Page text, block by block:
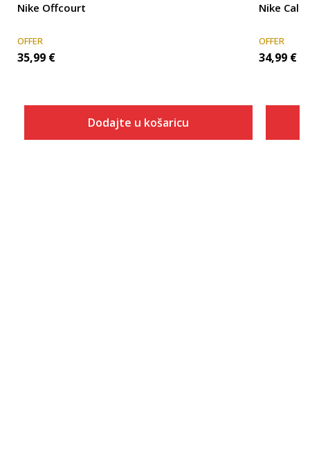
Nike Offcourt
OFFER
35,99 €
Dodajte u košaricu
Nike Calm
OFFER
34,99 €